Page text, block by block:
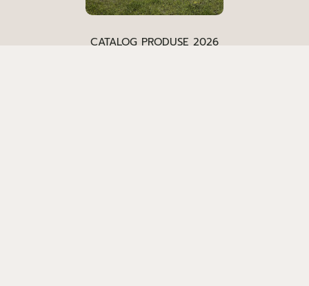
CATALOG PRODUSE 2026